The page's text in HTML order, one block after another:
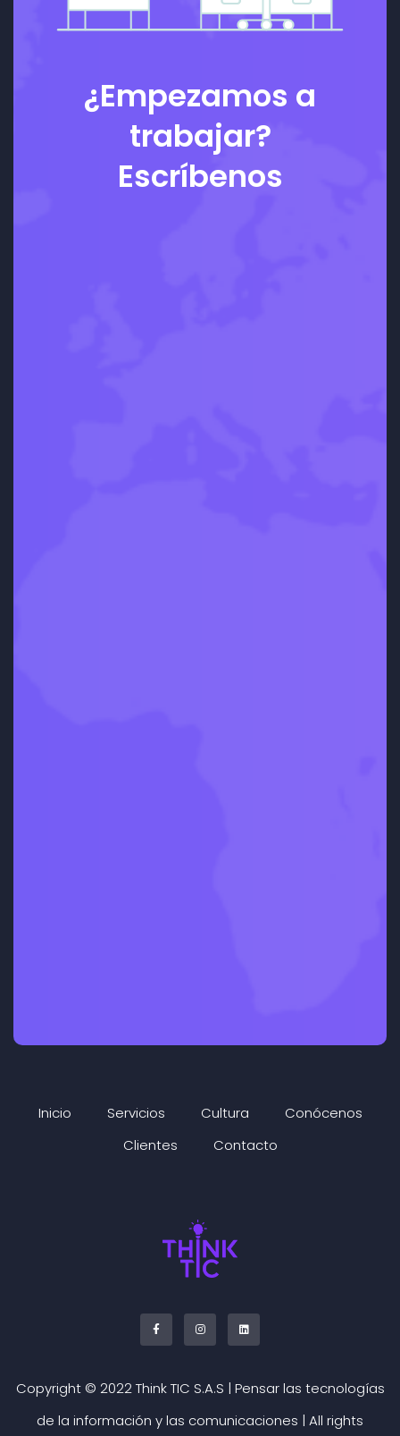
¿Empezamos a
trabajar?
Escríbenos
Inicio Servicios Cultura
Conócenos
Clientes
Contacto
Copyright © 2022 Think TIC S.A.S | Pensar las tecnologías
de la información y las comunicaciones | All rights